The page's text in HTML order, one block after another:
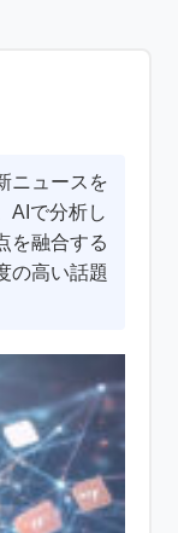
ニュースを
AIで分析し
を融合する
の高い話題